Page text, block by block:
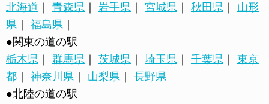
北海道 ｜ 青森県 ｜ 岩手県 ｜ 宮城県 ｜ 秋田県 ｜ 山形
県 ｜ 福島県 ｜
●関東の道の駅
栃木県 ｜ 群馬県 ｜ 茨城県 ｜ 埼玉県 ｜ 千葉県 ｜ 東京
都 ｜ 神奈川県 ｜ 山梨県 ｜ 長野県
●北陸の道の駅